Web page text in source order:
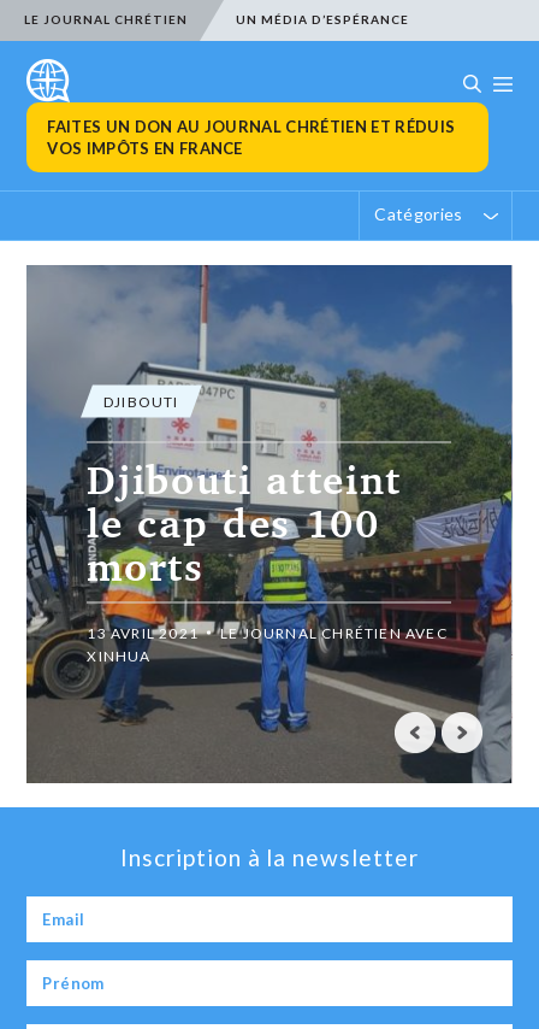
LE JOURNAL CHRÉTIEN UN MÉDIA D’ESPÉRANCE
FAITES UN DON AU JOURNAL CHRÉTIEN ET RÉDUIS
VOS IMPÔTS EN FRANCE
Catégories
DJIBOUTI
Djibouti atteint
le cap des 100
morts
13 AVRIL 2021
LE JOURNAL CHRÉTIEN AVEC
XINHUA
Inscription à la newsletter